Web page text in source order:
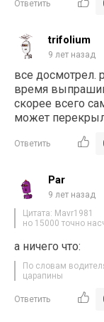
Ответить
trifolium
9 лет назад
все досмотрел.
время
скорее всего
может
Ответить
Par
9 лет назад
Цитата: Mavr1981
но 15000 точно
а ничего что:
По словам
царапины
Ответить